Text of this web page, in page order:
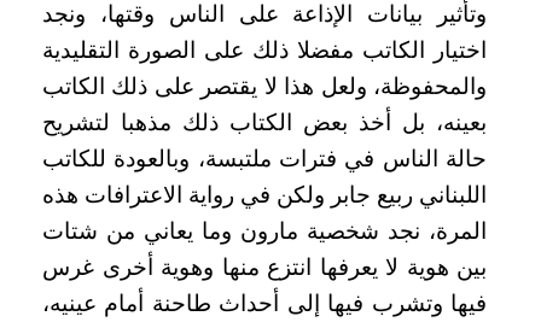
وتأثير بيانات الإذاعة على الناس وقتها، ونجد
اختيار الكاتب مفضلا ذلك على الصورة التقليدية
والمحفوظة، ولعل هذا لا يقتصر على ذلك الكاتب
بعينه، بل أخذ بعض الكتاب ذلك مذهبا لتشريح
حالة الناس في فترات ملتبسة، وبالعودة للكاتب
اللبناني ربيع جابر ولكن في رواية الاعترافات هذه
المرة، نجد شخصية مارون وما يعاني من شتات
بين هوية لا يعرفها انتزع منها وهوية أخرى غرس
فيها وتشرب فيها إلى أحداث طاحنة أمام عينيه،